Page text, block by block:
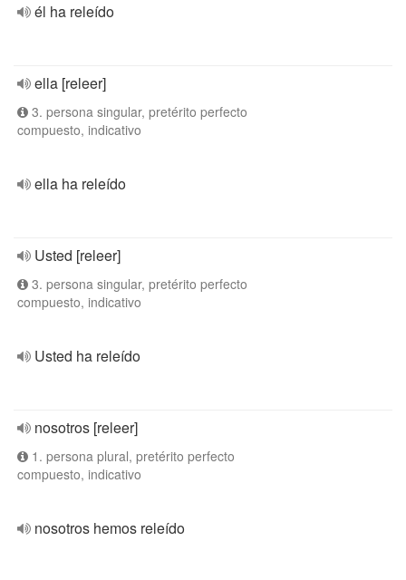
él ha releído
ella [releer]
3. persona singular, pretérito perfecto
compuesto, indicativo
ella ha releído
Usted [releer]
3. persona singular, pretérito perfecto
compuesto, indicativo
Usted ha releído
nosotros [releer]
1. persona plural, pretérito perfecto
compuesto, indicativo
nosotros hemos releído